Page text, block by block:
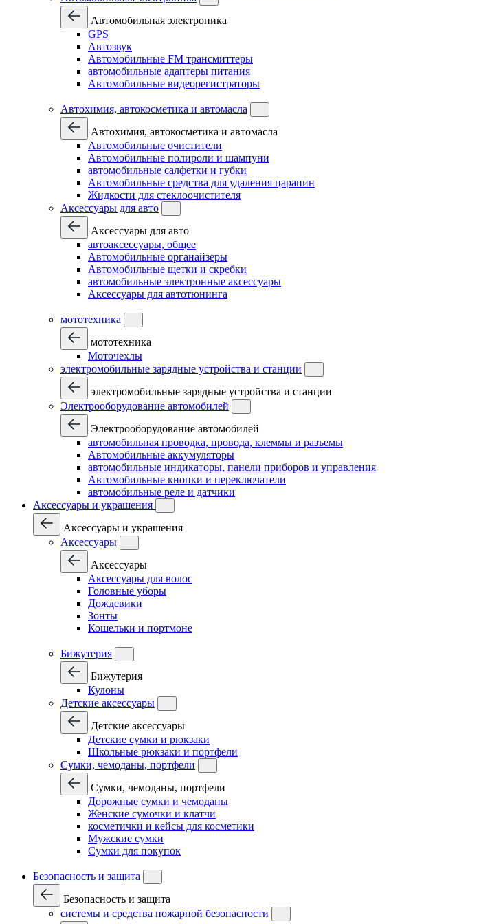
Автомобильная электроника
GPS
Автозвук
Автомобильные FM трансмиттеры
автомобильные адаптеры питания
Автомобильные видеорегистраторы
Автохимия, автокосметика и автомасла
Автохимия, автокосметика и автомасла
Автомобильные очистители
Автомобильные полироли и шампуни
автомобильные салфетки и губки
Автомобильные средства для удаления царапин
Жидкости для стеклоочистителя
Аксессуары для авто
Аксессуары для авто
автоаксессуары, общее
Автомобильные органайзеры
Автомобильные щетки и скребки
автомобильные электронные аксессуары
Аксессуары для автотюнинга
мототехника
мототехника
Моточехлы
электромобильные зарядные устройства и станции
электромобильные зарядные устройства и станции
Электрооборудование автомобилей
Электрооборудование автомобилей
автомобильная проводка, провода, клеммы и разъемы
Автомобильные аккумуляторы
автомобильные индикаторы, панели приборов и управления
Автомобильные кнопки и переключатели
автомобильные реле и датчики
Аксессуары и украшения
Аксессуары и украшения
Аксессуары
Аксессуары
Аксессуары для волос
Головные уборы
Дождевики
Зонты
Кошельки и портмоне
Бижутерия
Бижутерия
Кулоны
Детские аксессуары
Детские аксессуары
Детские сумки и рюкзаки
Школьные рюкзаки и портфели
Сумки, чемоданы, портфели
Сумки, чемоданы, портфели
Дорожные сумки и чемоданы
Женские сумочки и клатчи
косметички и кейсы для косметики
Мужские сумки
Сумки для покупок
Безопасность и защита
Безопасность и защита
системы и средства пожарной безопасности